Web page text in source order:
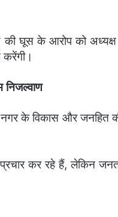
घूस के आरोप को अध्यक्ष
करेंगी।
निजल्वाण
के विकास और जनहित की
कर रहे हैं, लेकिन